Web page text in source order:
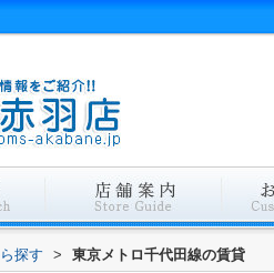
探す > 東京メトロ千代田線の賃貸